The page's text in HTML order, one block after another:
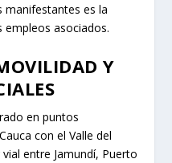
manifestantes es la
empleos asociados.
Y
en puntos
con el Valle del
entre Jamundí, Puerto